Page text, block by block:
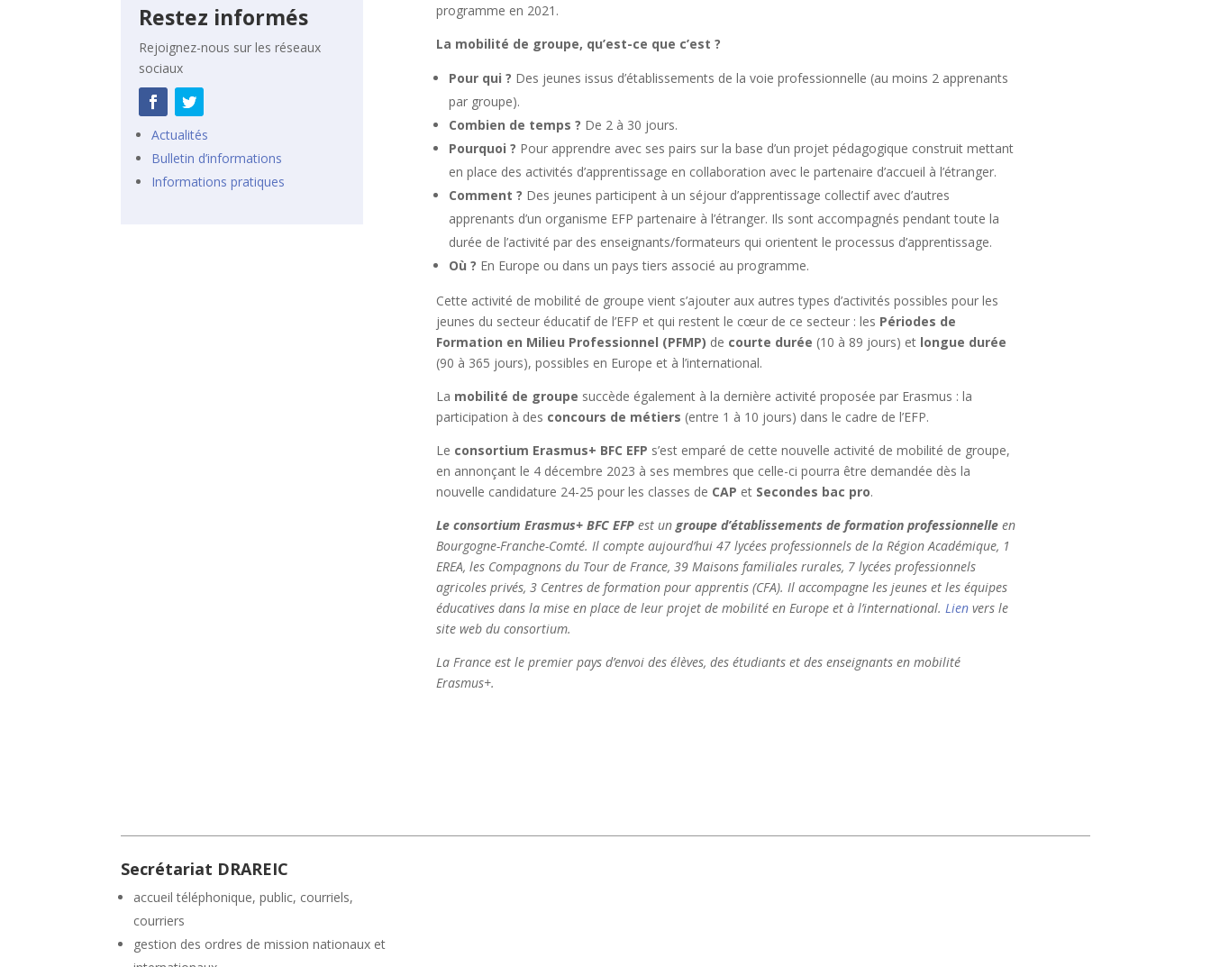
Restez informés
Rejoignez-nous sur les réseaux
sociaux
Actualités
Bulletin d’informations
Informations pratiques
programme en 2021.
La mobilité de groupe, qu’est-ce que c’est ?
Pour qui ? Des jeunes issus d’établissements de la voie professionnelle (au moins 2 apprenants
par groupe).
Combien de temps ? De 2 à 30 jours.
Pourquoi ? Pour apprendre avec ses pairs sur la base d’un projet pédagogique construit mettant
en place des activités d’apprentissage en collaboration avec le partenaire d’accueil à l’étranger.
Comment ? Des jeunes participent à un séjour d’apprentissage collectif avec d’autres
apprenants d’un organisme EFP partenaire à l’étranger. Ils sont accompagnés pendant toute la
durée de l’activité par des enseignants/formateurs qui orientent le processus d’apprentissage.
Où ? En Europe ou dans un pays tiers associé au programme.
Cette activité de mobilité de groupe vient s’ajouter aux autres types d’activités possibles pour les
jeunes du secteur éducatif de l’EFP et qui restent le cœur de ce secteur : les Périodes de
Formation en Milieu Professionnel (PFMP) de courte durée (10 à 89 jours) et longue durée
(90 à 365 jours), possibles en Europe et à l’international.
La mobilité de groupe succède également à la dernière activité proposée par Erasmus : la
participation à des concours de métiers (entre 1 à 10 jours) dans le cadre de l’EFP.
Le consortium Erasmus+ BFC EFP s’est emparé de cette nouvelle activité de mobilité de groupe,
en annonçant le 4 décembre 2023 à ses membres que celle-ci pourra être demandée dès la
nouvelle candidature 24-25 pour les classes de CAP et Secondes bac pro.
Le consortium Erasmus+ BFC EFPest un groupe d’établissements de formation professionnelleen
Bourgogne-Franche-Comté. Il compte aujourd’hui 47 lycées professionnels de la Région Académique, 1
EREA, les Compagnons du Tour de France, 39 Maisons familiales rurales, 7 lycées professionnels
agricoles privés, 3 Centres de formation pour apprentis (CFA). Il accompagne les jeunes et les équipes
éducatives dans la mise en place de leur projet de mobilité en Europe et à l’international. Lienvers le
site web du consortium.
La France est le premier pays d’envoi des élèves, des étudiants et des enseignants en mobilité
Erasmus+.
Secrétariat DRAREIC
accueil téléphonique, public, courriels,
courriers
gestion des ordres de mission nationaux et